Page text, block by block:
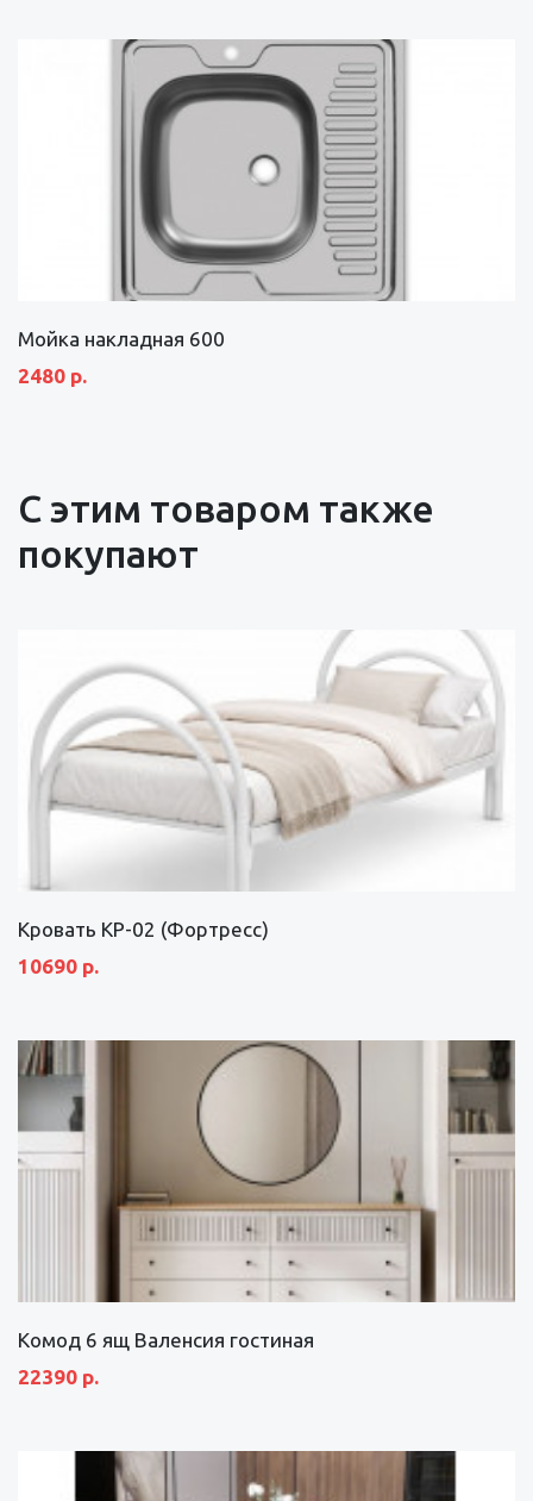
Мойка накладная 600
2480 р.
С этим товаром также
покупают
Кровать КР-02 (Фортресс)
10690 р.
Комод 6 ящ Валенсия гостиная
22390 р.